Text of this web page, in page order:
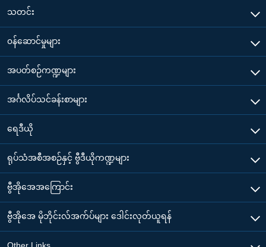
သတင်း
၀န်ဆောင်မှုများ
အပတ်စဉ်ကဏ္ဍများ
အင်္ဂလိပ်သင်ခန်းစာများ
ရေဒီယို
ရုပ်သံအစီအစဉ်နှင့် ဗွီဒီယိုကဏ္ဍများ
ဗွီအိုအေအကြောင်း
ဗွီအိုအေ မိုဘိုင်းလ်အက်ပ်များ ဒေါင်းလုတ်ယူရန်